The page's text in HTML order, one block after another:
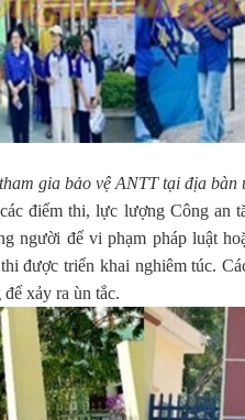
gia bảo vệ ANTT tại địa
điểm thi, lực lượng Công an
người để vi phạm pháp luật
được triển khai nghiêm túc.
xảy ra ùn tắc.